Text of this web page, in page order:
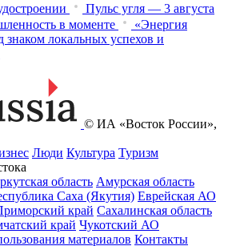
Пульс угля — 3 августа
в моменте
«Энергия
локальных успехов и
© ИА «Восток России»,
Люди Культура Туризм
область Амурская область
Саха (Якутия) Еврейская АО
край Сахалинская область
край Чукотский АО
материалов Контакты